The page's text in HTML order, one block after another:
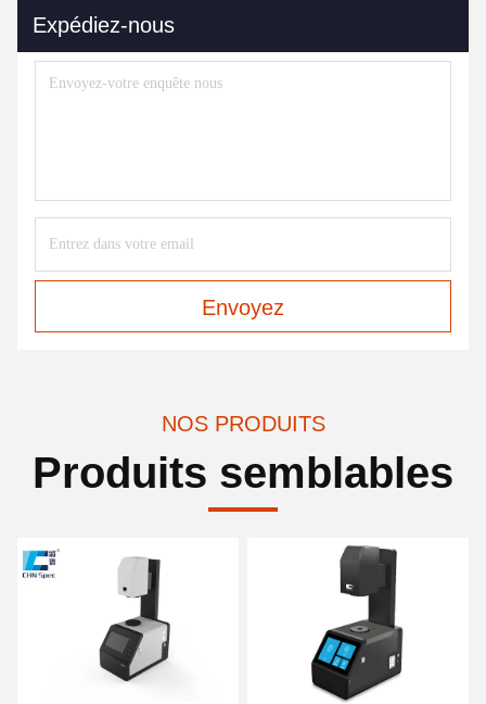
Expédiez-nous
Envoyez
NOS PRODUITS
Produits semblables